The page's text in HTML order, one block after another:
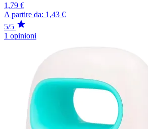
1,79 €
A partire da: 1,43 €
5/5
1 opinioni